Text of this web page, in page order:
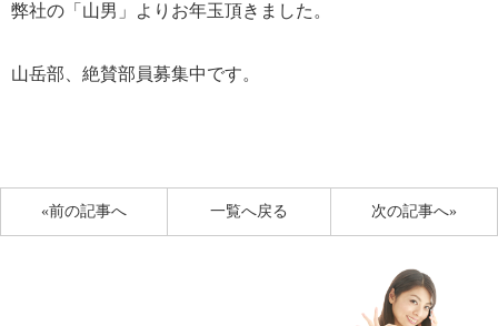
弊社の「山男」よりお年玉頂きました。
山岳部、絶賛部員募集中です。
«前の記事へ 次の記事へ»
一覧へ戻る